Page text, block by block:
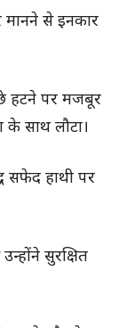
मानने से इनकार
हटने पर मजबूर
के साथ लौटा।
सफेद हाथी पर
सुरक्षित